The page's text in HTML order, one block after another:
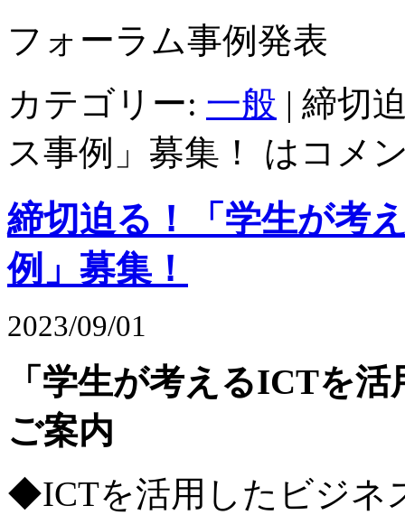
フォーラム事例発
カテゴリー: 一般 | 締切
ス事例」募集！ は コメ
締切迫る！「学生が考
例」募集！
2023/09/01
「学生が考えるICTを
ご案内
◆ICTを活用したビジネ